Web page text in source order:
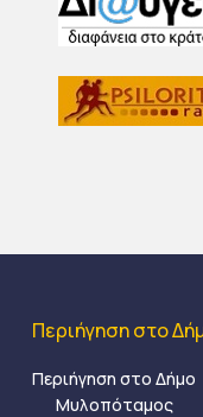
Περιήγηση στο
Περιήγηση στο Δήμο
Μυλοπόταμος